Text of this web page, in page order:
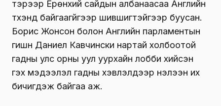
тэрээр Ерөнхий сайдын албанаасаа Английн
түүхэнд байгаагүйгээр шившигтэйгээр буусан.
Борис Жонсон болон Английн парламентын
гишүүн Даниел Кавчински нартай холбоотой
гадны улс орны уул уурхайн лобби хийсэн үү
гэх мэдээлэл гадны хэвлэлүүдээр нэлээн их
бичигдэж байгаа аж.